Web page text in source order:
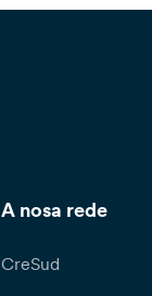
A nosa rede
CreSud